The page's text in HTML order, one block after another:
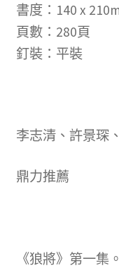
書度：140 x
頁數：280頁
釘裝：平裝
李志清、許景琛
鼎力推薦
《狼將》第一集。